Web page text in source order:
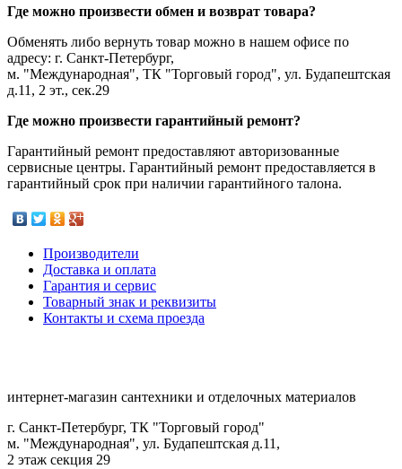
Где можно произвести обмен и возврат товара?
Обменять либо вернуть товар можно в нашем офисе по
адресу: г. Санкт-Петербург,
м. "Международная", ТК "Торговый город", ул. Будапештская
д.11, 2 эт., сек.29
Где можно произвести гарантийный ремонт?
Гарантийный ремонт предоставляют авторизованные
сервисные центры. Гарантийный ремонт предоставляется в
гарантийный срок при наличии гарантийного талона.
Производители
Доставка и оплата
Гарантия и сервис
Товарный знак и реквизиты
Контакты и схема проезда
интернет-магазин сантехники и отделочных материалов
г. Санкт-Петербург, ТК "Торговый город"
м. "Международная", ул. Будапештская д.11,
2 этаж секция 29